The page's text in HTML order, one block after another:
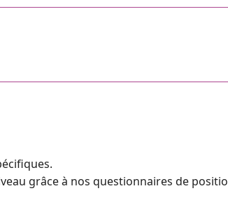
grâce à nos questionnaires de